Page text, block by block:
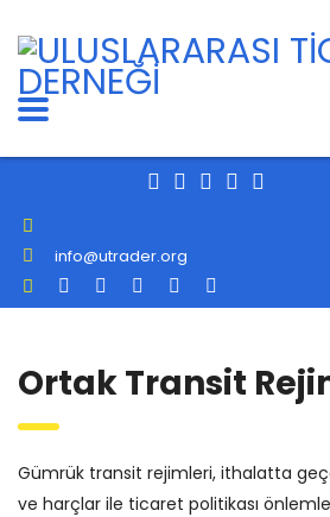
info@utrader.org
Ortak Transit
Gümrük transit rejimleri, ithalatta
ve harçlar ile ticaret politikası